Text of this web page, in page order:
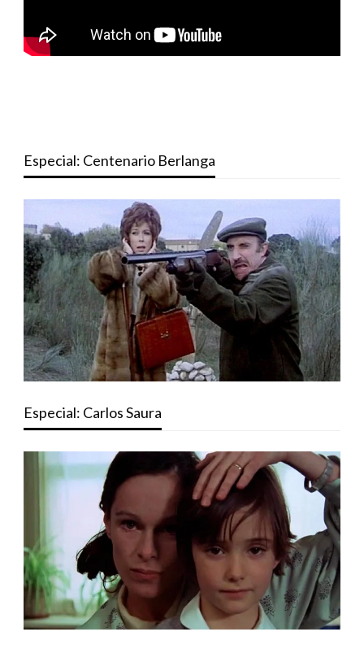
Especial: Centenario Berlanga
Especial: Carlos Saura